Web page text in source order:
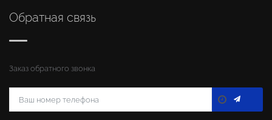
Обратная связь
Заказ обратного звонка